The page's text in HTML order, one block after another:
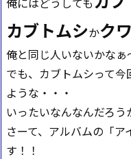
カブトムシかク
俺と同じ人いないかなぁ
でも、カブトムシって
ような・・・
いったいなんなんだろう
さーて、アルバムの「
す！！